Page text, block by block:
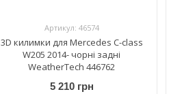
Артикул: 46574
3D килимки для Mercedes C-class
W205 2014- чорні задні
WeatherTech 446762
5 210 грн